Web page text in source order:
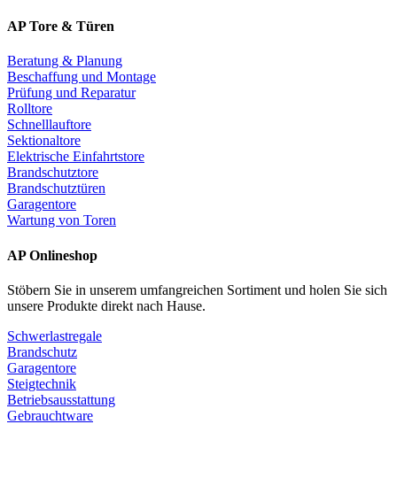
AP Tore & Türen
Beratung & Planung
Beschaffung und Montage
Prüfung und Reparatur
Rolltore
Schnelllauftore
Sektionaltore
Elektrische Einfahrtstore
Brandschutztore
Brandschutztüren
Garagentore
Wartung von Toren
AP Onlineshop
Stöbern Sie in unserem umfangreichen Sortiment und holen Sie sich
unsere Produkte direkt nach Hause.
Schwerlastregale
Brandschutz
Garagentore
Steigtechnik
Betriebsausstattung
Gebrauchtware